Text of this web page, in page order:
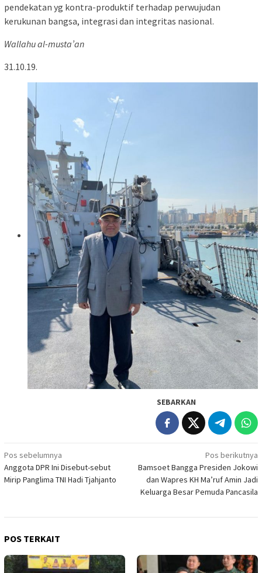
pendekatan yg kontra-produktif terhadap perwujudan
kerukunan bangsa, integrasi dan integritas nasional.
Wallahu al-musta’an
31.10.19.
SEBARKAN
Navigasi
pos
Pos sebelumnya
Anggota DPR Ini Disebut-sebut
Mirip Panglima TNI Hadi Tjahjanto
Pos berikutnya
Bamsoet Bangga Presiden Jokowi
dan Wapres KH Ma’ruf Amin Jadi
Keluarga Besar Pemuda Pancasila
POS TERKAIT